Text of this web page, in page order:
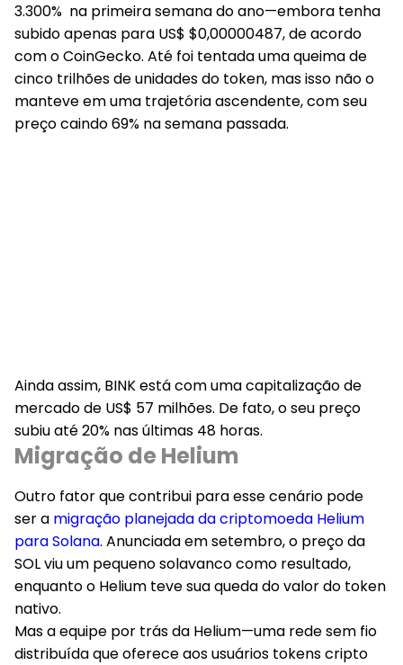
3.300% na primeira semana do ano—embora tenha
subido apenas para US$ $0,00000487, de acordo
com o CoinGecko. Até foi tentada uma queima de
cinco trilhões de unidades do token, mas isso não o
manteve em uma trajetória ascendente, com seu
preço caindo 69% na semana passada.
Ainda assim, BINK está com uma capitalização de
mercado de US$ 57 milhões. De fato, o seu preço
subiu até 20% nas últimas 48 horas.
Migração de Helium
Outro fator que contribui para esse cenário pode
ser a migração planejada da criptomoeda Helium
para Solana. Anunciada em setembro, o preço da
SOL viu um pequeno solavanco como resultado,
enquanto o Helium teve sua queda do valor do token
nativo.
Mas a equipe por trás da Helium—uma rede sem fio
distribuída que oferece aos usuários tokens cripto